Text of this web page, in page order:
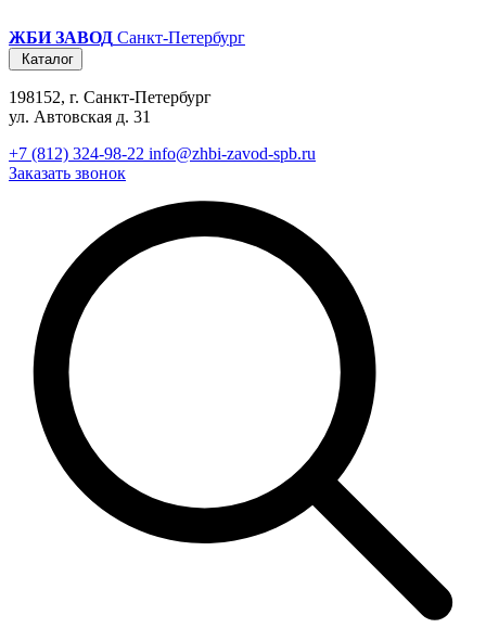
ЖБИ ЗАВОД Санкт-Петербург
Каталог
198152, г. Санкт-Петербург
ул. Автовская д. 31
+7 (812) 324-98-22 info@zhbi-zavod-spb.ru
Заказать звонок